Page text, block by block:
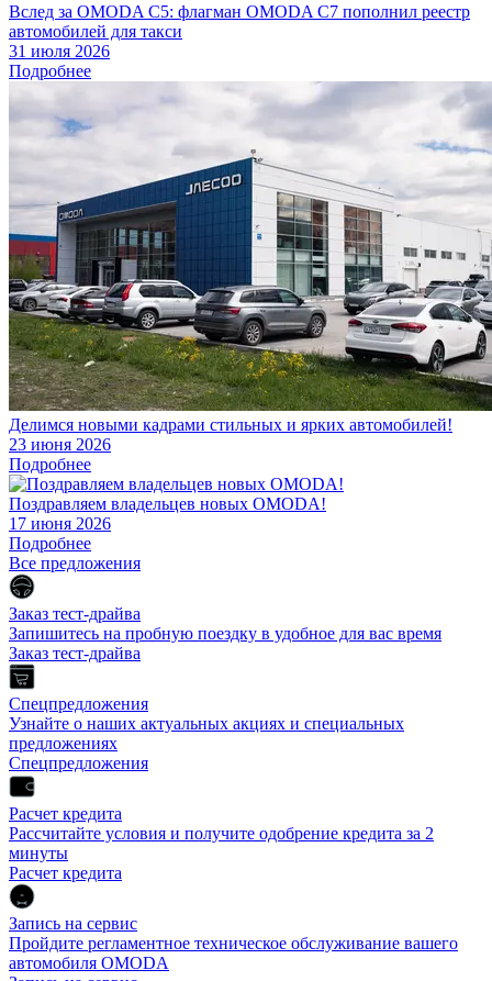
Вслед за OMODA C5: флагман OMODA C7 пополнил реестр
автомобилей для такси
31 июля 2026
Подробнее
Делимся новыми кадрами стильных и ярких автомобилей!
23 июня 2026
Подробнее
Поздравляем владельцев новых OMODA!
17 июня 2026
Подробнее
Все предложения
Заказ тест-драйва
Запишитесь на пробную поездку в удобное для вас время
Заказ тест-драйва
Спецпредложения
Узнайте о наших актуальных акциях и специальных
предложениях
Спецпредложения
Расчет кредита
Рассчитайте условия и получите одобрение кредита за 2
минуты
Расчет кредита
Запись на сервис
Пройдите регламентное техническое обслуживание вашего
автомобиля OMODA